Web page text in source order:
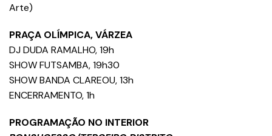
Arte)
PRAÇA OLÍMPICA, VÁRZEA
DJ DUDA RAMALHO, 19h
SHOW FUTSAMBA, 19h30
SHOW BANDA CLAREOU, 13h
ENCERRAMENTO, 1h
PROGRAMAÇÃO NO INTERIOR